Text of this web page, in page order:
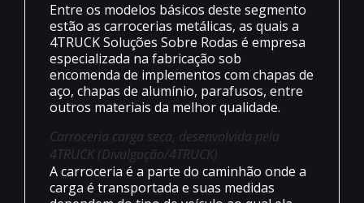
Entre os modelos básicos deste segmento
estão as carrocerias metálicas, as quais a
4TRUCK Soluções Sobre Rodas é empresa
especializada na fabricação sob
encomenda de implementos com chapas de
aço, chapas de alumínio, parafusos, entre
outros materiais da melhor qualidade.
Carroceria carga seca, desenvolvida pela
4TRUCK (Divulgação/4TRUCK)
A carroceria é a parte do caminhão onde a
carga é transportada e suas medidas